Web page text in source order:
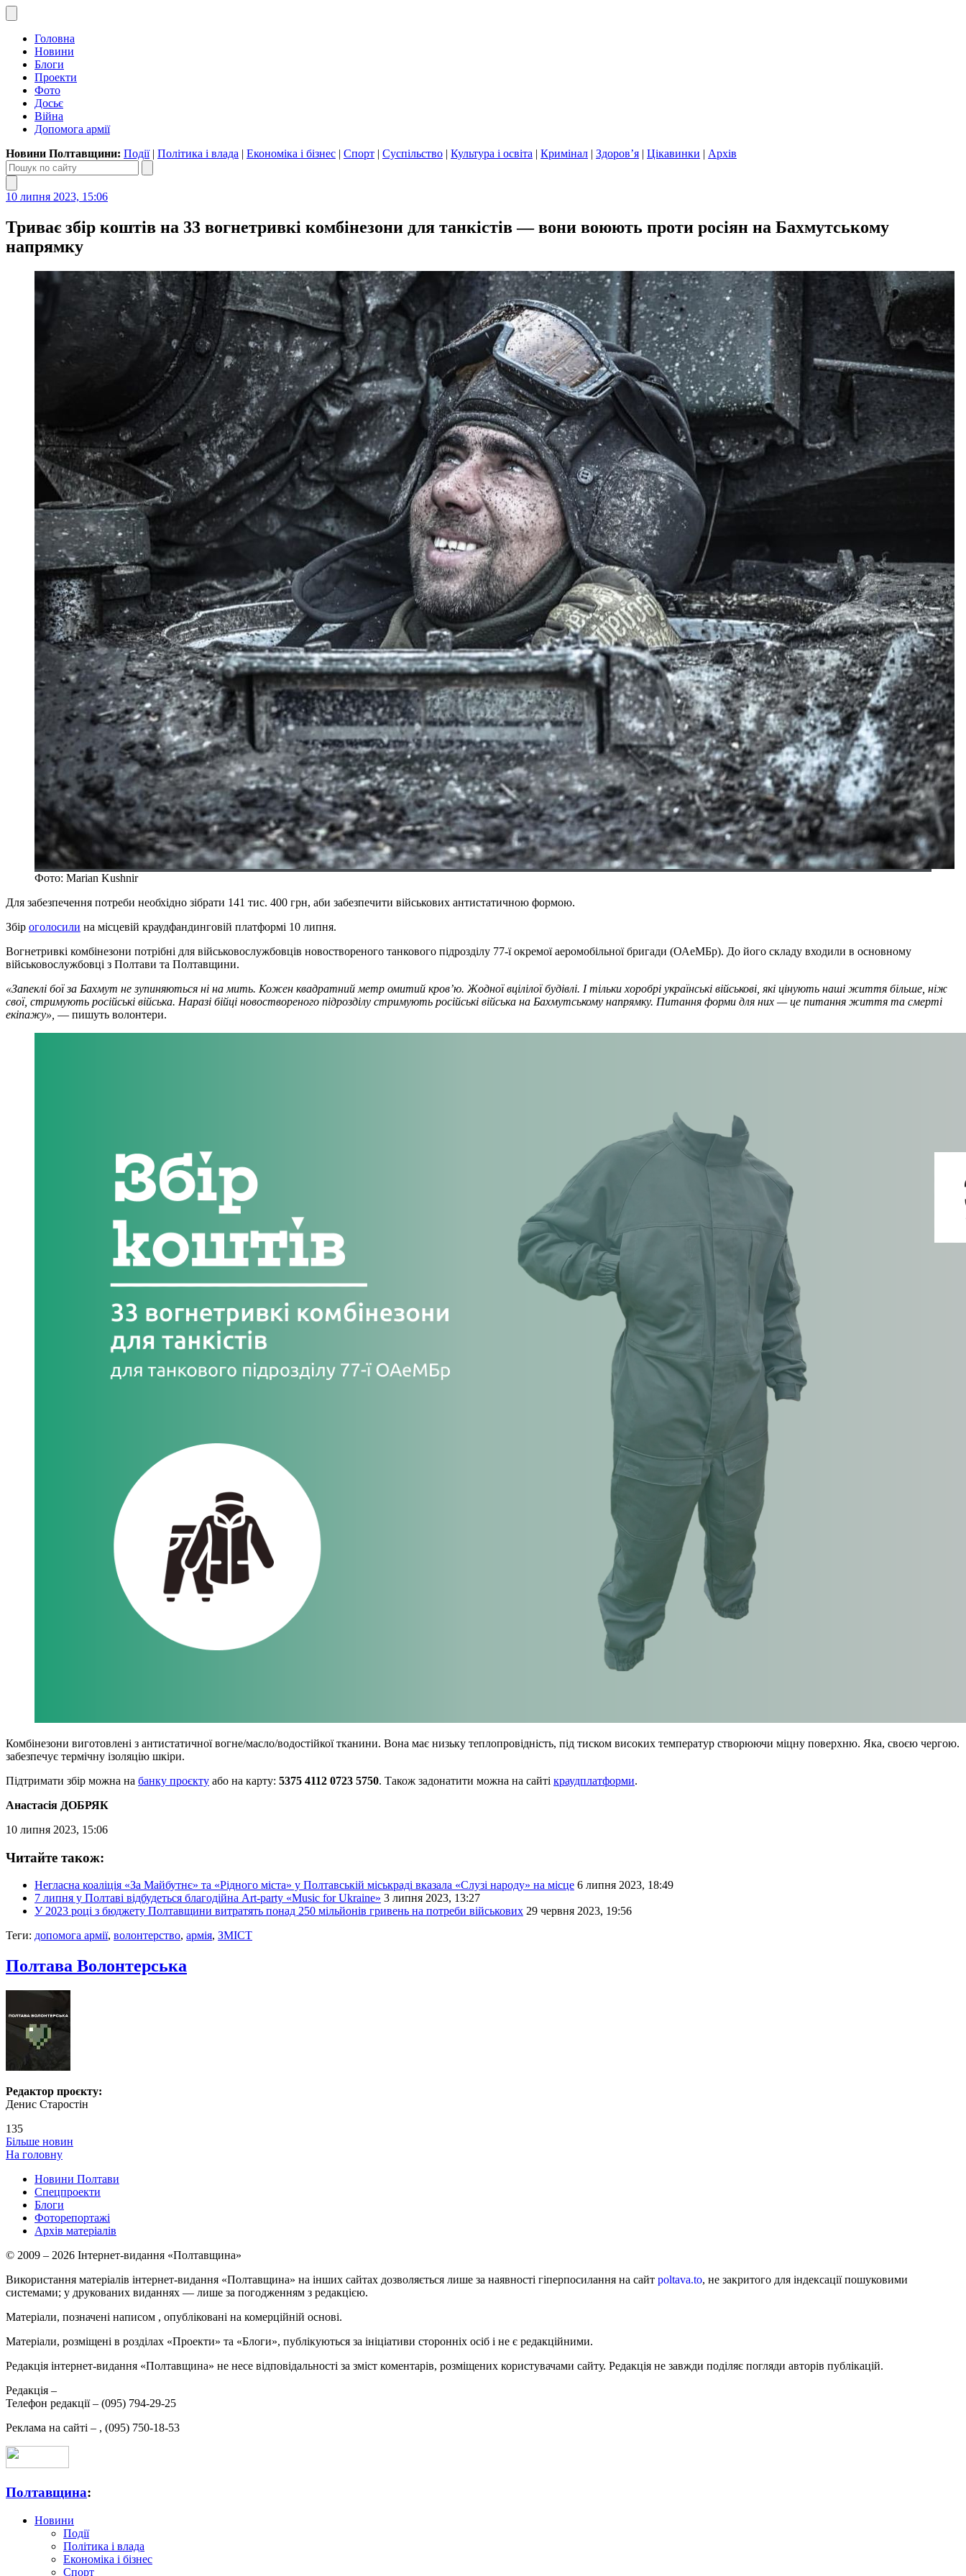
Головна
Новини
Блоги
Проекти
Фото
Досьє
Війна
Допомога армії
Новини Полтавщини: Події| Політика і влада | Економіка і бізнес | Спорт | Суспільство | Культура і освіта | Кримінал | Здоров’я | Цікавинки | Архів
10 липня 2023, 15:06
Триває збір коштів на 33 вогнетривкі комбінезони для танкістів — вони воюють проти росіян на Бахмутському
напрямку
Фото: Marian Kushnir
Для забезпечення потреби необхідно зібрати 141 тис. 400 грн, аби забезпечити військових антистатичною формою.
Збір оголосили на місцевій краудфандинговій платформі 10 липня.
Вогнетривкі комбінезони потрібні для військовослужбовців новоствореного танкового підрозділу 77-ї окремої аеромобільної бригади (ОАеМБр). До його складу входили в основному
військовослужбовці з Полтави та Полтавщини.
«Запеклі бої за Бахмут не зупиняються ні на мить. Кожен квадратний метр омитий кров’ю. Жодної вцілілої будівлі. І тільки хоробрі українські військові, які цінують наші життя більше, ніж
свої, стримують російські війська. Наразі бійці новоствореного підрозділу стримують російські війська на Бахмутському напрямку. Питання форми для них — це питання життя та смерті
екіпажу», — пишуть волонтери.
Комбінезони виготовлені з антистатичної вогне/масло/водостійкої тканини. Вона має низьку теплопровідність, під тиском високих температур створюючи міцну поверхню. Яка, своєю чергою.
забезпечує термічну ізоляцію шкіри.
Підтримати збір можна на банку проєкту або на карту: 5375 4112 0723 5750. Також задонатити можна на сайті краудплатформи.
Анастасія ДОБРЯК
10 липня 2023, 15:06
Читайте також:
Негласна коаліція «За Майбутнє» та «Рідного міста» у Полтавській міськраді вказала «Слузі народу» на місце 6 липня 2023, 18:49
7 липня у Полтаві відбудеться благодійна Art-party «Music for Ukraine» 3 липня 2023, 13:27
У 2023 році з бюджету Полтавщини витратять понад 250 мільйонів гривень на потреби військових 29 червня 2023, 19:56
Теги: допомога армії, волонтерство, армія, ЗМІСТ
Полтава Волонтерська
Редактор проєкту:
Денис Старостін
135
Більше новин
На головну
Новини Полтави
Спецпроекти
Блоги
Фоторепортажі
Архів матеріалів
© 2009 – 2026 Інтернет-видання «Полтавщина»
Використання матеріалів інтернет-видання «Полтавщина» на інших сайтах дозволяється лише за наявності гіперпосилання на сайт poltava.to, не закритого для індексації пошуковими
системами; у друкованих виданнях — лише за погодженням з редакцією.
Матеріали, позначені написом , опубліковані на комерційній основі.
Матеріали, розміщені в розділах «Проекти» та «Блоги», публікуються за ініціативи сторонніх осіб і не є редакційними.
Редакція інтернет-видання «Полтавщина» не несе відповідальності за зміст коментарів, розміщених користувачами сайту. Редакція не завжди поділяє погляди авторів публікацій.
Редакція –
Телефон редакції – (095) 794-29-25
Реклама на сайті – , (095) 750-18-53
Полтавщина:
Новини
Події
Політика і влада
Економіка і бізнес
Спорт